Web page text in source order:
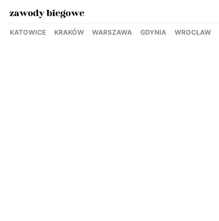
KATOWICE KRAKÓW WARSZAWA GDYNIA WROCŁAW